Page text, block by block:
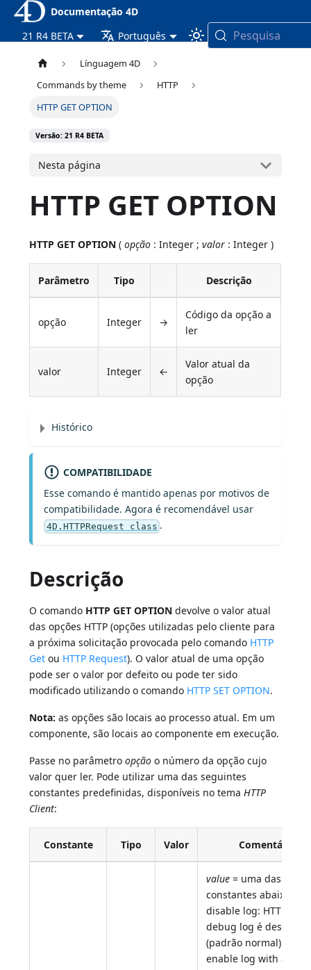
Documentação 4D
21 R4 BETA
Português Pesquisa
Línguagem 4D
Commands by theme
HTTP
HTTP GET OPTION
Versão: 21 R4 BETA
Nesta página
HTTP GET OPTION
HTTP GET OPTION (opção : Integer ;valor : Integer )
Parâmetro Tipo Descrição
opção Integer →
Código da opção a
ler
valor Integer ←
Valor atual da
opção
Histórico
COMPATIBILIDADE
Esse comando é mantido apenas por motivos de
compatibilidade. Agora é recomendável usar
4D.HTTPRequest class .
Descrição
O comando HTTP GET OPTION devolve o valor atual
das opções HTTP (opções utilizadas pelo cliente para
a próxima solicitação provocada pelo comando HTTP
Get ou HTTP Request). O valor atual de uma opção
pode ser o valor por defeito ou pode ter sido
modificado utilizando o comando HTTP SET OPTION.
Nota: as opções são locais ao processo atual. Em um
componente, são locais ao componente em execução.
Passe no parâmetroopção o número da opção cujo
valor quer ler. Pode utilizar uma das seguintes
constantes predefinidas, disponíveis no temaHTTP
Client:
Constante Tipo Valor Comentário
value = uma das
constantes abaixo:
disable log: HTTP
debug log é
(padrão normal) HTTP
enable log with all